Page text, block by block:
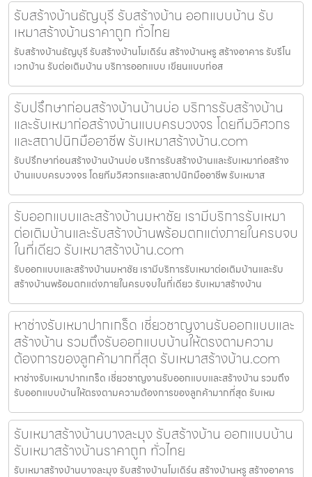
รับสร้างบ้านธัญบุรี รับสร้างบ้าน ออกแบบบ้าน รับ
เหมาสร้างบ้านราคาถูก ทั่วไทย
รับสร้างบ้านธัญบุรี รับสร้างบ้านโมเดิร์น สร้างบ้านหรู สร้างอาคาร รับรีโน
เวทบ้าน รับต่อเติมบ้าน บริการออกแบบ เขียนแบบก่อส
รับปรึกษาก่อนสร้างบ้านบ้านบ่อ บริการรับสร้างบ้าน
และรับเหมาก่อสร้างบ้านแบบครบวงจร โดยทีมวิศวกร
และสถาปนิกมืออาชีพ รับเหมาสร้างบ้าน.com
รับปรึกษาก่อนสร้างบ้านบ้านบ่อ บริการรับสร้างบ้านและรับเหมาก่อสร้าง
บ้านแบบครบวงจร โดยทีมวิศวกรและสถาปนิกมืออาชีพ รับเหมาส
รับออกแบบและสร้างบ้านมหาชัย เรามีบริการรับเหมา
ต่อเติมบ้านและรับสร้างบ้านพร้อมตกแต่งภายในครบจบ
ในที่เดียว รับเหมาสร้างบ้าน.com
รับออกแบบและสร้างบ้านมหาชัย เรามีบริการรับเหมาต่อเติมบ้านและรับ
สร้างบ้านพร้อมตกแต่งภายในครบจบในที่เดียว รับเหมาสร้างบ้าน
หาช่างรับเหมาปากเกร็ด เชี่ยวชาญงานรับออกแบบและ
สร้างบ้าน รวมถึงรับออกแบบบ้านให้ตรงตามความ
ต้องการของลูกค้ามากที่สุด รับเหมาสร้างบ้าน.com
หาช่างรับเหมาปากเกร็ด เชี่ยวชาญงานรับออกแบบและสร้างบ้าน รวมถึง
รับออกแบบบ้านให้ตรงตามความต้องการของลูกค้ามากที่สุด รับเหม
รับเหมาสร้างบ้านบางละมุง รับสร้างบ้าน ออกแบบบ้าน
รับเหมาสร้างบ้านราคาถูก ทั่วไทย
รับเหมาสร้างบ้านบางละมุง รับสร้างบ้านโมเดิร์น สร้างบ้านหรู สร้างอาคาร